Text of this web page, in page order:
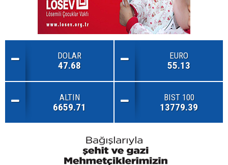
DOLAR
47.68
EURO
55.13
ALTIN
6659.71
BIST 100
13779.39